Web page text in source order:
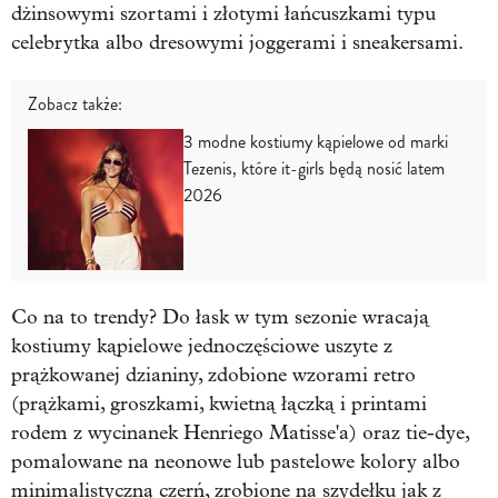
dżinsowymi szortami i złotymi łańcuszkami typu
celebrytka albo dresowymi joggerami i sneakersami.
Zobacz także:
3 modne kostiumy kąpielowe od marki
Tezenis, które it-girls będą nosić latem
2026
Co na to trendy? Do łask w tym sezonie wracają
kostiumy kąpielowe jednoczęściowe uszyte z
prążkowanej dzianiny, zdobione wzorami retro
(prążkami, groszkami, kwietną łączką i printami
rodem z wycinanek Henriego Matisse'a) oraz tie-dye,
pomalowane na neonowe lub pastelowe kolory albo
minimalistyczną czerń, zrobione na szydełku jak z